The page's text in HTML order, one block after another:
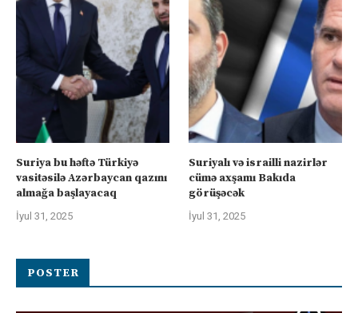
Suriya bu həftə Türkiyə
vasitəsilə Azərbaycan qazını
almağa başlayacaq
İyul 31, 2025
Suriyalı və israilli nazirlər
cümə axşamı Bakıda
görüşəcək
İyul 31, 2025
POSTER